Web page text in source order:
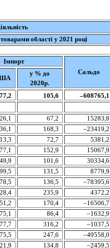
області у 2021 році
Імпорт
Сальдо
у % до
2020р.
105,6
–608765,1
67,2
15283,8
168,3
–23419,2
72,7
5381,2
152,9
15067,9
101,6
30334,6
131,5
8779,9
136,5
–78395,6
235,9
4372,2
170,4
–16506,7
86,4
–1632,9
316,2
–1037,5
247,6
–49558,0
134,8
–2459,5